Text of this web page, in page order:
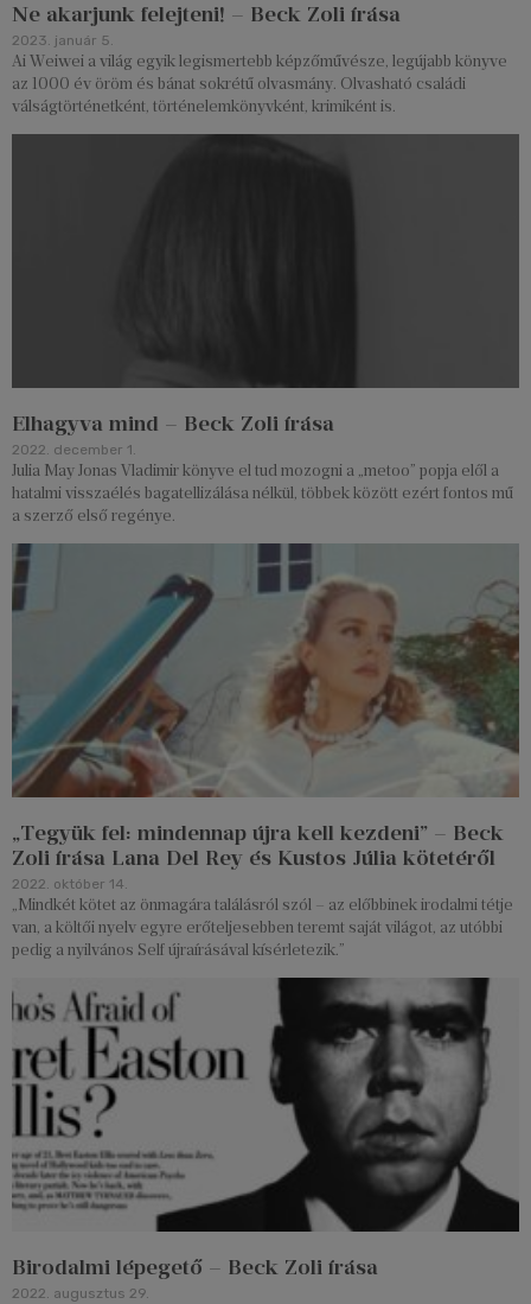
Ne akarjunk felejteni! – Beck Zoli írása
2023. január 5.
Ai Weiwei a világ egyik legismertebb képzőművésze, legújabb könyve
az 1000 év öröm és bánat sokrétű olvasmány. Olvasható családi
válságtörténetként, történelemkönyvként, krimiként is.
Elhagyva mind – Beck Zoli írása
2022. december 1.
Julia May Jonas Vladimir könyve el tud mozogni a „metoo” popja elől a
hatalmi visszaélés bagatellizálása nélkül, többek között ezért fontos mű
a szerző első regénye.
„Tegyük fel: mindennap újra kell kezdeni” – Beck
Zoli írása Lana Del Rey és Kustos Júlia kötetéről
2022. október 14.
„Mindkét kötet az önmagára találásról szól – az előbbinek irodalmi tétje
van, a költői nyelv egyre erőteljesebben teremt saját világot, az utóbbi
pedig a nyilvános Self újraírásával kísérletezik.”
Birodalmi lépegető – Beck Zoli írása
2022. augusztus 29.